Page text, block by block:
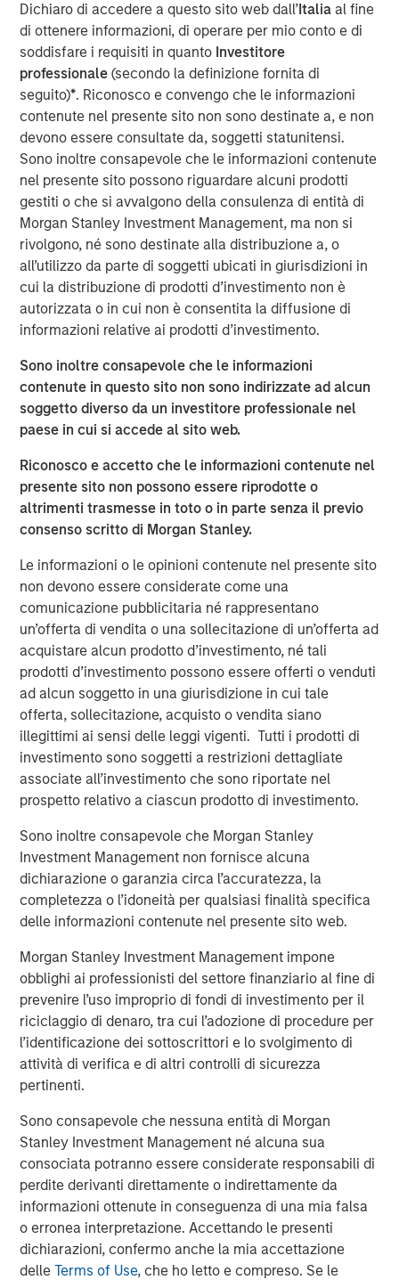
Dichiaro di accedere a questo sito web dall’Italia al fine
di ottenere informazioni, di operare per mio conto e di
soddisfare i requisiti in quanto Investitore
professionale(secondo la definizione fornita di
seguito)*. Riconosco e convengo che le informazioni
contenute nel presente sito non sono destinate a, e non
devono essere consultate da, soggetti statunitensi.
Sono inoltre consapevole che le informazioni contenute
nel presente sito possono riguardare alcuni prodotti
gestiti o che si avvalgono della consulenza di entità di
Morgan Stanley Investment Management, ma non si
rivolgono, né sono destinate alla distribuzione a, o
all’utilizzo da parte di soggetti ubicati in giurisdizioni in
cui la distribuzione di prodotti d’investimento non è
autorizzata o in cui non è consentita la diffusione di
informazioni relative ai prodotti d’investimento.
Sono inoltre consapevole che le informazioni
contenute in questo sito non sono indirizzate ad alcun
soggetto diverso da un investitore professionale nel
paese in cui si accede al sito web.
Riconosco e accetto che le informazioni contenute nel
presente sito non possono essere riprodotte o
altrimenti trasmesse in toto o in parte senza il previo
consenso scritto di Morgan Stanley.
Le informazioni o le opinioni contenute nel presente sito
non devono essere considerate come una
comunicazione pubblicitaria né rappresentano
un’offerta di vendita o una sollecitazione di un’offerta ad
acquistare alcun prodotto d’investimento, né tali
prodotti d’investimento possono essere offerti o venduti
ad alcun soggetto in una giurisdizione in cui tale
offerta, sollecitazione, acquisto o vendita siano
illegittimi ai sensi delle leggi vigenti. Tutti i prodotti di
investimento sono soggetti a restrizioni dettagliate
associate all’investimento che sono riportate nel
prospetto relativo a ciascun prodotto di investimento.
Sono inoltre consapevole che Morgan Stanley
Investment Management non fornisce alcuna
dichiarazione o garanzia circa l’accuratezza, la
completezza o l’idoneità per qualsiasi finalità specifica
delle informazioni contenute nel presente sito web.
Morgan Stanley Investment Management impone
obblighi ai professionisti del settore finanziario al fine di
prevenire l’uso improprio di fondi di investimento per il
riciclaggio di denaro, tra cui l’adozione di procedure per
l’identificazione dei sottoscrittori e lo svolgimento di
attività di verifica e di altri controlli di sicurezza
pertinenti.
Sono consapevole che nessuna entità di Morgan
Stanley Investment Management né alcuna sua
consociata potranno essere considerate responsabili di
perdite derivanti direttamente o indirettamente da
informazioni ottenute in conseguenza di una mia falsa
o erronea interpretazione. Accettando le presenti
dichiarazioni, confermo anche la mia accettazione
delleTerms of Use, che ho letto e compreso. Se le
group of dentists with the goal of providing world-class
support services and growth opportunities for its dentist
partners through a differentiated operating model. GDP
has grown to over 160 locations operating across 11
states. Led by a unique team of operational leaders and
doctor partners, GDP’s alignment structure allows
doctors to retain autonomy in their practices while also
rolling over equity into the non-clinical management
company creating superior alignment and growth
outcomes as shoulder-to-shoulder partners.
Commenting on the financing, Ashwin Krishnan,
Managing Director and Co-Head of North America Private
Credit, said, “Working with ownership and management,
we were able to deliver a structured solution combining
both debt and equity securities, helping Guardian achieve
Danny Kawas, Founder and CEO of Guardian Dentistry
Partners, added: “Today's significant financing marks a
pivotal moment for Guardian Dentistry Partners. It
model that aligns doctor interests to create timeless
practices that generate industry-leading organic growth.
This collaboration with Morgan Stanley Private Credit and
Prudential Private Capital propels us forward, enabling us
to expand our network and enrich the resources that
elevate our practices. Our aim is not just to extend our
reach but to ensure that each of our practices makes a
lasting difference in the communities they serve. This
funding empowers us to continue setting new standards
of excellence in dental care, ensuring that our growth
translates into enhanced service and care for patients
across all our locations.”
Morgan Stanley Private Credit’s investment in GDP was
led by Executive Directors Aleksandar Nikolic and James
Morphis.
agent in connection with the transaction.
About Guardian Dentistry Partners
Founded by a group of passionate dentists and a family
office, Guardian Dentistry Partners is a premier Dental
Partnership Network dedicated to providing world-class
support services and growth opportunities for its network
of dentist partners. Since 2018, Guardian has expanded
rapidly and now supports dental partners in Alabama,
D.C., Florida, Maryland, Michigan, New Jersey, New York,
North Carolina, Pennsylvania, South Carolina, Texas and
Virginia. Guardian’s mission is to help its dental partners
information, visitguardiandentistry.com .
About Morgan Stanley Private Credit
Morgan Stanley Private Credit, part of Morgan Stanley
Investment Management, is a private credit platform
focused on direct lending and opportunistic private credit
investment in North America and Western Europe. The